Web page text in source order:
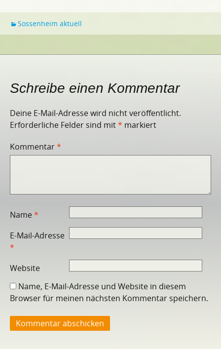
Sossenheim aktuell
Schreibe einen Kommentar
Deine E-Mail-Adresse wird nicht veröffentlicht.
Erforderliche Felder sind mit* markiert
Kommentar*
Name*
E-Mail-Adresse
*
Website
Name, E-Mail-Adresse und Website in diesem
Browser für meinen nächsten Kommentar speichern.